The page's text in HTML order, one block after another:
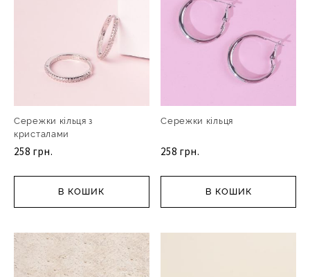
Сережки кільця з
кристалами
258 грн.
В КОШИК
Сережки кільця
258 грн.
В КОШИК